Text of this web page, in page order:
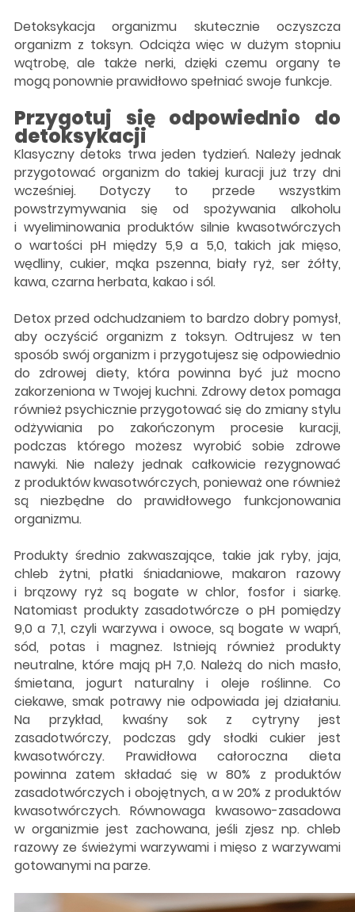
Detoksykacja organizmu skutecznie oczyszcza
organizm z toksyn. Odciąża więc w dużym stopniu
wątrobę, ale także nerki, dzięki czemu organy te
mogą ponownie prawidłowo spełniać swoje funkcje.
Przygotuj się odpowiednio do
detoksykacji
Klasyczny detoks trwa jeden tydzień. Należy jednak
przygotować organizm do takiej kuracji już trzy dni
wcześniej. Dotyczy to przede wszystkim
powstrzymywania się od spożywania alkoholu
i wyeliminowania produktów silnie kwasotwórczych
o wartości pH między 5,9 a 5,0, takich jak mięso,
wędliny, cukier, mąka pszenna, biały ryż, ser żółty,
kawa, czarna herbata, kakao i sól.
Detox przed odchudzaniem to bardzo dobry pomysł,
aby oczyścić organizm z toksyn. Odtrujesz w ten
sposób swój organizm i przygotujesz się odpowiednio
do zdrowej diety, która powinna być już mocno
zakorzeniona w Twojej kuchni. Zdrowy detox pomaga
również psychicznie przygotować się do zmiany stylu
odżywiania po zakończonym procesie kuracji,
podczas którego możesz wyrobić sobie zdrowe
nawyki. Nie należy jednak całkowicie rezygnować
z produktów kwasotwórczych, ponieważ one również
są niezbędne do prawidłowego funkcjonowania
organizmu.
Produkty średnio zakwaszające, takie jak ryby, jaja,
chleb żytni, płatki śniadaniowe, makaron razowy
i brązowy ryż są bogate w chlor, fosfor i siarkę.
Natomiast produkty zasadotwórcze o pH pomiędzy
9,0 a 7,1, czyli warzywa i owoce, są bogate w wapń,
sód, potas i magnez. Istnieją również produkty
neutralne, które mają pH 7,0. Należą do nich masło,
śmietana, jogurt naturalny i oleje roślinne. Co
ciekawe, smak potrawy nie odpowiada jej działaniu.
Na przykład, kwaśny sok z cytryny jest
zasadotwórczy, podczas gdy słodki cukier jest
kwasotwórczy. Prawidłowa całoroczna dieta
powinna zatem składać się w 80% z produktów
zasadotwórczych i obojętnych, a w 20% z produktów
kwasotwórczych. Równowaga kwasowo-zasadowa
w organizmie jest zachowana, jeśli zjesz np. chleb
razowy ze świeżymi warzywami i mięso z warzywami
gotowanymi na parze.